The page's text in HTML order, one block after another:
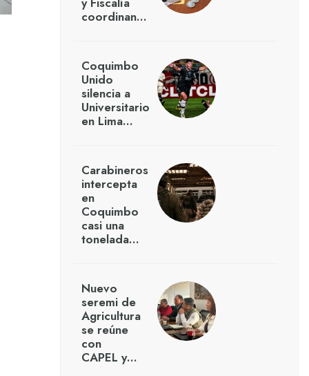
coordinan…
Coquimbo
Unido
silencia a
Universitario
en Lima…
Carabineros
intercepta
en
Coquimbo
casi una
tonelada…
Nuevo
seremi de
Agricultura
se reúne
con
CAPEL y…